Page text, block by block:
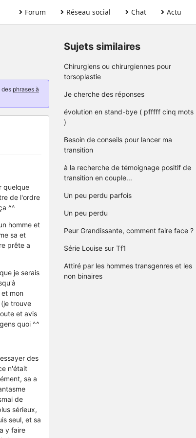
Forum Réseau social Chat Actu
des phrases à
quelque
de l'ordre
^^
homme et
sa et
prête a
je serais
mon
trouve
et avis
quoi ^^
des
n'était
sa a
de
sérieux,
seul, et sa
y faire
Sujets similaires
Chirurgiens ou chirurgiennes pour
torsoplastie
Je cherche des réponses
évolution en stand-bye ( pfffff cinq mots
)
Besoin de conseils pour lancer ma
transition
à la recherche de témoignage positif de
transition en couple...
Un peu perdu parfois
Un peu perdu
Peur Grandissante, comment faire face ?
Série Louise sur Tf1
Attiré par les hommes transgenres et les
non binaires